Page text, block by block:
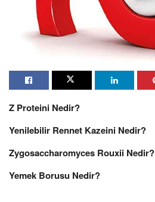
Z Proteini Nedir?
Yenilebilir Rennet Kazeini Nedir?
Zygosaccharomyces Rouxii Nedir?
Yemek Borusu Nedir?